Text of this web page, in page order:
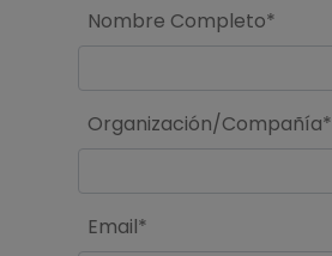
Nombre Completo*
Organización/Compañía*
Email*